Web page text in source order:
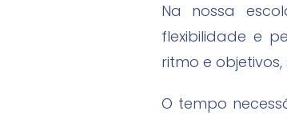
Na nossa
flexibilidade e
ritmo e
O tempo